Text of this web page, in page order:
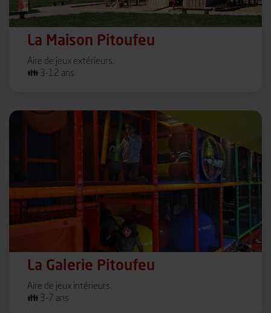
La Maison Pitoufeu
Aire de jeux extérieurs.
👪 3-12 ans
La Galerie Pitoufeu
Aire de jeux intérieurs.
👪 3-7 ans